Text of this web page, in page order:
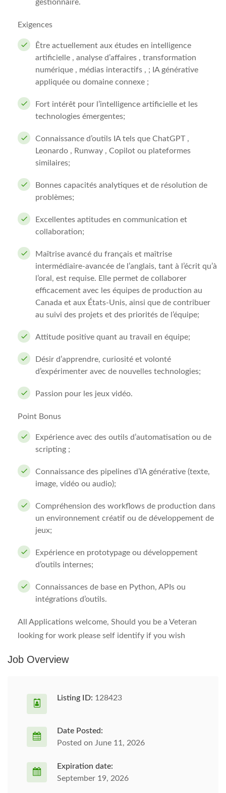
gestionnaire.
Exigences
Être actuellement aux études en intelligence
artificielle , analyse d’affaires , transformation
numérique , médias interactifs , ; IA générative
appliquée ou domaine connexe ;
Fort intérêt pour l’intelligence artificielle et les
technologies émergentes;
Connaissance d’outils IA tels que ChatGPT ,
Leonardo , Runway , Copilot ou plateformes
similaires;
Bonnes capacités analytiques et de résolution de
problèmes;
Excellentes aptitudes en communication et
collaboration;
Maîtrise avancé du français et maîtrise
intermédiaire-avancée de l’anglais, tant à l’écrit qu’à
l’oral, est requise. Elle permet de collaborer
efficacement avec les équipes de production au
Canada et aux États-Unis, ainsi que de contribuer
au suivi des projets et des priorités de l’équipe;
Attitude positive quant au travail en équipe;
Désir d’apprendre, curiosité et volonté
d’expérimenter avec de nouvelles technologies;
Passion pour les jeux vidéo.
Point Bonus
Expérience avec des outils d’automatisation ou de
scripting ;
Connaissance des pipelines d’IA générative (texte,
image, vidéo ou audio);
Compréhension des workflows de production dans
un environnement créatif ou de développement de
jeux;
Expérience en prototypage ou développement
d’outils internes;
Connaissances de base en Python, APIs ou
intégrations d’outils.
All Applications welcome, Should you be a Veteran
looking for work please self identify if you wish
Job Overview
Listing ID: 128423
Date Posted:
Posted on June 11, 2026
Expiration date:
September 19, 2026